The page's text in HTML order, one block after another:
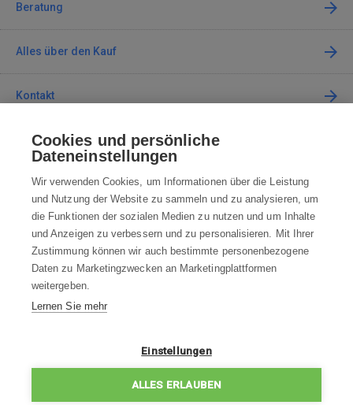
Beratung
Alles über den Kauf
Kontakt
Kontaktieren Sie uns
info@robotworld.de
+49 25 197 159 962 Mo-Fr 8:00—16:00 Uhr
ALLE KONTAKTE
WIDERRUFSBELEHRUNG
DATENSCHUTZERKLÄRUNG
Cookies und persönliche
Dateneinstellungen
Wir verwenden Cookies, um Informationen über die Leistung
und Nutzung der Website zu sammeln und zu analysieren, um
die Funktionen der sozialen Medien zu nutzen und um Inhalte
und Anzeigen zu verbessern und zu personalisieren. Mit Ihrer
Zustimmung können wir auch bestimmte personenbezogene
Daten zu Marketingzwecken an Marketingplattformen
weitergeben.
Lernen Sie mehr
Einstellungen
ALLES ERLAUBEN